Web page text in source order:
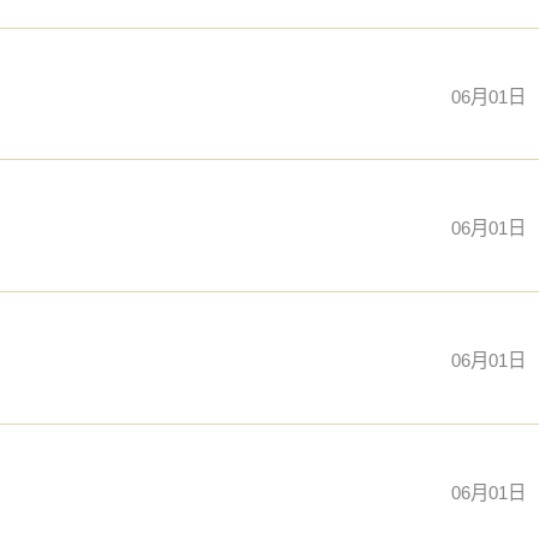
06月01日
06月01日
06月01日
06月01日